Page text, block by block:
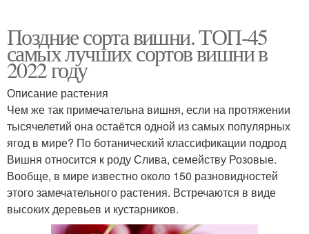
Поздние сорта вишни. ТОП-45
самых лучших сортов вишни в
2022 году
Описание растения
Чем же так примечательна вишня, если на протяжении
тысячелетий она остаётся одной из самых популярных
ягод в мире? По ботанический классификации подрод
Вишня относится к роду Слива, семейству Розовые.
Вообще, в мире известно около 150 разновидностей
этого замечательного растения. Встречаются в виде
высоких деревьев и кустарников.